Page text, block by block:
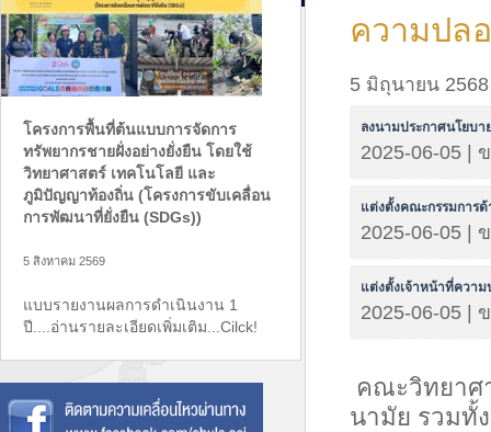
โครงการพื้นที่ต้นแบบการจัดการ
ทรัพยากรชายฝั่งอย่างยั่งยืน โดยใช้
วิทยาศาสตร์ เทคโนโลยี และ
ภูมิปัญญาท้องถิ่น (โครงการขับเคลื่อน
การพัฒนาที่ยั่งยืน (SDGs))
5 สิงหาคม 2569
แบบรายงานผลการดำเนินงาน 1
ปี....อ่านรายละเอียดเพิ่มเติม...Cilck!
ความปล
5 มิถุนายน 2568
ลงนามประกาศนโยบ
2025-06-05 |
แต่งตั้งคณะกรรมการ
2025-06-05 |
แต่งตั้งเจ้าหน้าที่ควา
2025-06-05 |
คณะวิทยาศ
นามัย รวมทั้